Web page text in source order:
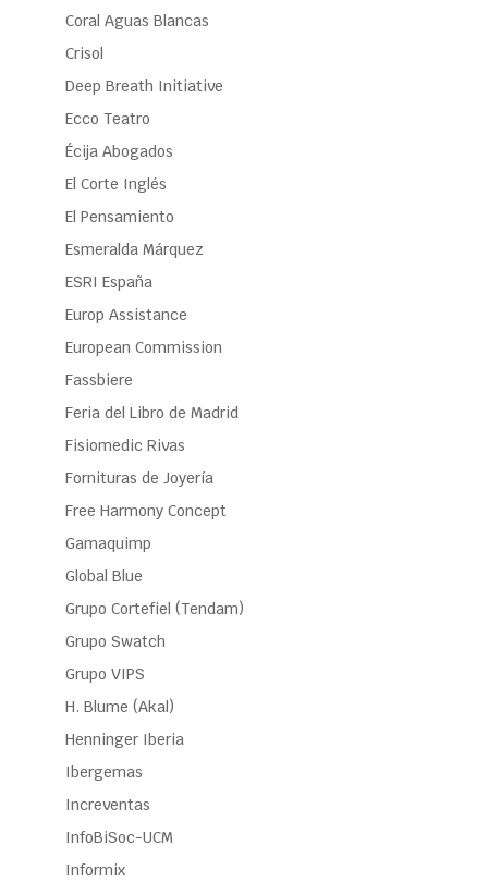
Coral Aguas Blancas
Crisol
Deep Breath Initiative
Ecco Teatro
Écija Abogados
El Corte Inglés
El Pensamiento
Esmeralda Márquez
ESRI España
Europ Assistance
European Commission
Fassbiere
Feria del Libro de Madrid
Fisiomedic Rivas
Fornituras de Joyería
Free Harmony Concept
Gamaquimp
Global Blue
Grupo Cortefiel (Tendam)
Grupo Swatch
Grupo VIPS
H. Blume (Akal)
Henninger Iberia
Ibergemas
Increventas
InfoBiSoc-UCM
Informix